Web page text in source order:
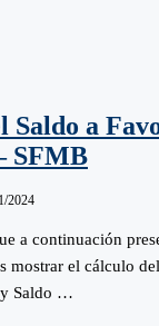
Saldo a
SFMB
2024
a continuación
mostrar el cálculo
y Saldo …